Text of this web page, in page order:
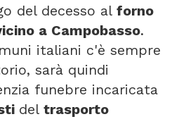
del decesso al forno
a Campobasso.
italiani c'è sempre
sarà quindi
funebre incaricata
del trasporto